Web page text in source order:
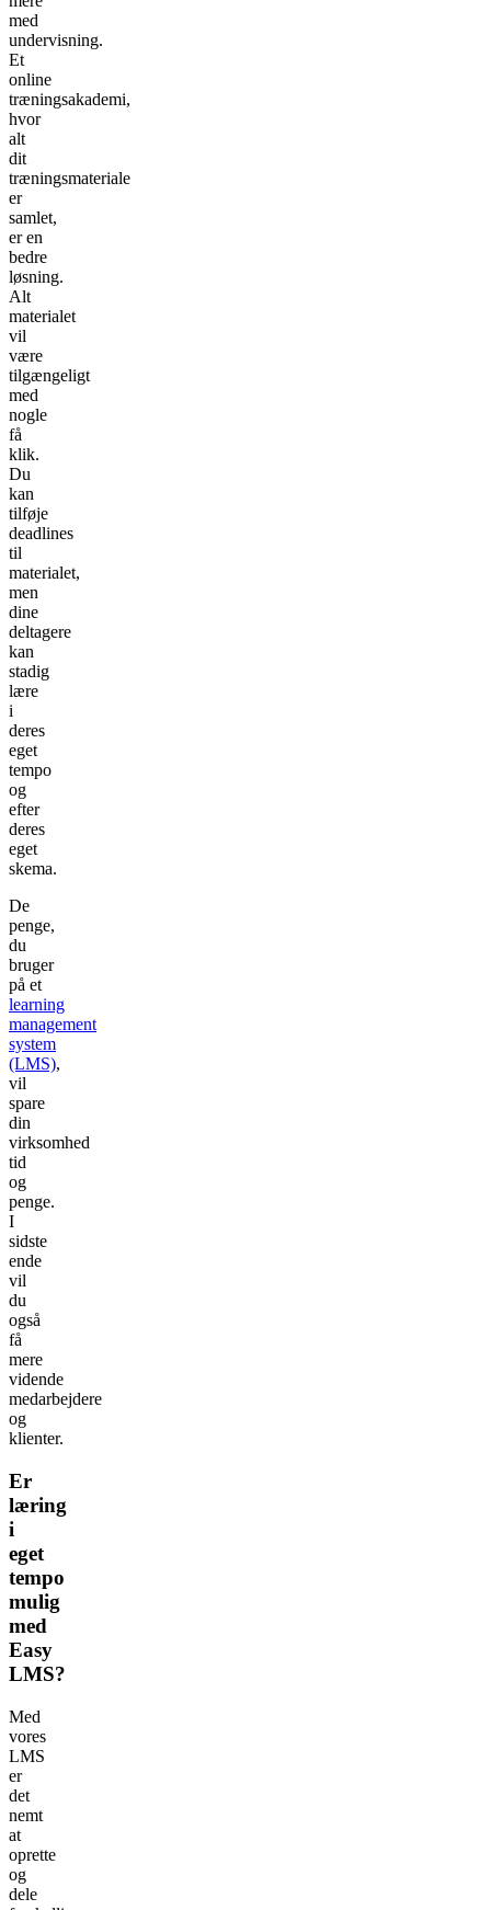
med
undervisning.
Et
online
træningsakademi,
hvor
alt
dit
træningsmateriale
er
samlet,
er en
bedre
løsning.
Alt
materialet
vil
være
tilgængeligt
med
nogle
få
klik.
Du
kan
tilføje
deadlines
til
materialet,
men
dine
deltagere
kan
stadig
lære
i
deres
eget
tempo
og
efter
deres
eget
skema.
De
penge,
du
bruger
på et
learning
management
system
(LMS),
vil
spare
din
virksomhed
tid
og
penge.
I
sidste
ende
vil
du
også
få
mere
vidende
medarbejdere
og
klienter.
Er
læring
i
eget
tempo
mulig
med
Easy
LMS?
Med
vores
LMS
er
det
nemt
at
oprette
og
dele